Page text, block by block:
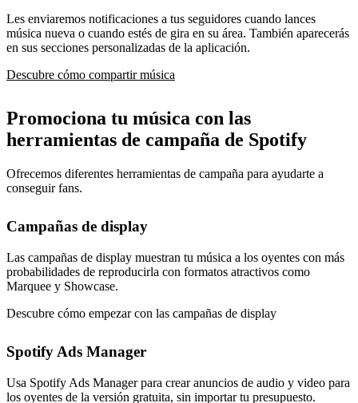
Les enviaremos notificaciones a tus seguidores cuando lances
música nueva o cuando estés de gira en su área. También aparecerás
en sus secciones personalizadas de la aplicación.
Descubre cómo compartir música
Promociona tu música con las
herramientas de campaña de Spotify
Ofrecemos diferentes herramientas de campaña para ayudarte a
conseguir fans.
Campañas de display
Las campañas de display muestran tu música a los oyentes con más
probabilidades de reproducirla con formatos atractivos como
Marquee y Showcase.
Descubre cómo empezar con las campañas de display
Spotify Ads Manager
Usa Spotify Ads Manager para crear anuncios de audio y video para
los oyentes de la versión gratuita, sin importar tu presupuesto.